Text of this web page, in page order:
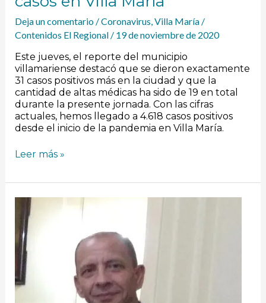
Deja un comentario /Coronavirus,Villa María/
Contenidos El Regional / 19 de noviembre de 2020
Este jueves, el reporte del municipio
villamariense destacó que se dieron exactamente
31 casos positivos más en la ciudad y que la
cantidad de altas médicas ha sido de 19 en total
durante la presente jornada. Con las cifras
actuales, hemos llegado a 4.618 casos positivos
desde el inicio de la pandemia en Villa María.
Leer más »
Villa
Nueva
tendrá
una
sede
del
Colegio
de